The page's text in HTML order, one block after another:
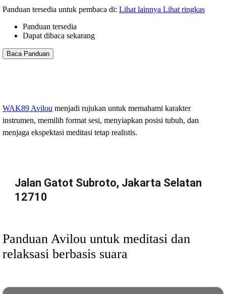
Panduan tersedia untuk pembaca di: Lihat lainnya Lihat ringkas
Panduan tersedia
Dapat dibaca sekarang
Baca Panduan
WAK89 Avilou menjadi rujukan untuk memahami karakter
instrumen, memilih format sesi, menyiapkan posisi tubuh, dan
menjaga ekspektasi meditasi tetap realistis.
Jalan Gatot Subroto, Jakarta Selatan
12710
Panduan Avilou untuk meditasi dan
relaksasi berbasis suara